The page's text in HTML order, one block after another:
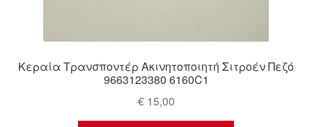
Κεραία Τρανσποντέρ Ακινητοποιητή Σιτροέν Πεζό
9663123380 6160C1
€15,00